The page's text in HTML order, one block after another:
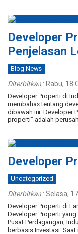
Developer
Penjelasan
Blog News
Diterbitkan : Rabu, 18
Developer Properti di
membahas tentang
dibawah ini. Developer
properti” adalah
Developer
Uncategorized
Diterbitkan : Selasa,
Developer Properti di
Developer Properti
Pusat Perdagangan,
berbasis Investasi. Saat